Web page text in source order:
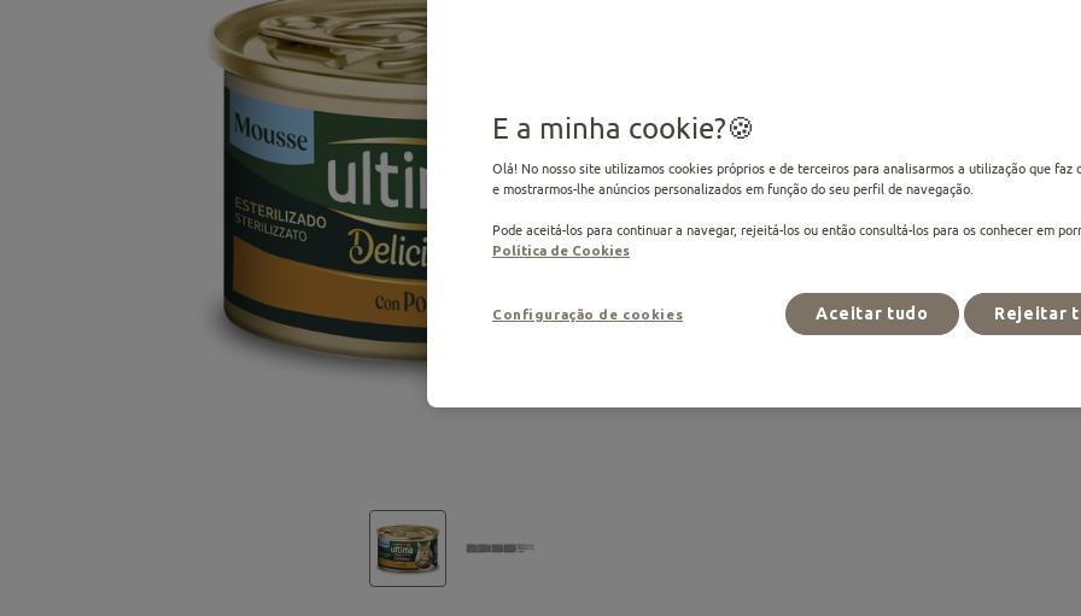
FORMATOS
Não disponível para
E a minha cookie?
Olá! No nosso site utilizamos cookies próprios e de terceiros para analisarmos a utilização que faz
e mostrarmos-lhe anúncios personalizados em função do seu perfil de navegação.
Pode aceitá-los para continuar a navegar, rejeitá-los ou então consultá-los para os conhecer em
Política de Cookies
Configuração de cookies Rejeitar
Aceitar tudo